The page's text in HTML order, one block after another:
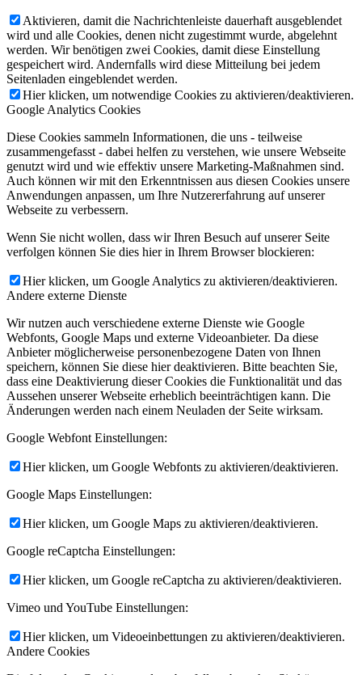
Aktivieren, damit die Nachrichtenleiste dauerhaft ausgeblendet
wird und alle Cookies, denen nicht zugestimmt wurde, abgelehnt
werden. Wir benötigen zwei Cookies, damit diese Einstellung
gespeichert wird. Andernfalls wird diese Mitteilung bei jedem
Seitenladen eingeblendet werden.
Hier klicken, um notwendige Cookies zu aktivieren/deaktivieren.
Google Analytics Cookies
Diese Cookies sammeln Informationen, die uns - teilweise
zusammengefasst - dabei helfen zu verstehen, wie unsere Webseite
genutzt wird und wie effektiv unsere Marketing-Maßnahmen sind.
Auch können wir mit den Erkenntnissen aus diesen Cookies unsere
Anwendungen anpassen, um Ihre Nutzererfahrung auf unserer
Webseite zu verbessern.
Wenn Sie nicht wollen, dass wir Ihren Besuch auf unserer Seite
verfolgen können Sie dies hier in Ihrem Browser blockieren:
Hier klicken, um Google Analytics zu aktivieren/deaktivieren.
Andere externe Dienste
Wir nutzen auch verschiedene externe Dienste wie Google
Webfonts, Google Maps und externe Videoanbieter. Da diese
Anbieter möglicherweise personenbezogene Daten von Ihnen
speichern, können Sie diese hier deaktivieren. Bitte beachten Sie,
dass eine Deaktivierung dieser Cookies die Funktionalität und das
Aussehen unserer Webseite erheblich beeinträchtigen kann. Die
Änderungen werden nach einem Neuladen der Seite wirksam.
Google Webfont Einstellungen:
Hier klicken, um Google Webfonts zu aktivieren/deaktivieren.
Google Maps Einstellungen:
Hier klicken, um Google Maps zu aktivieren/deaktivieren.
Google reCaptcha Einstellungen:
Hier klicken, um Google reCaptcha zu aktivieren/deaktivieren.
Vimeo und YouTube Einstellungen:
Hier klicken, um Videoeinbettungen zu aktivieren/deaktivieren.
Andere Cookies